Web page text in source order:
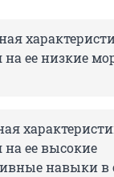
ее низкие
ее высокие
навыки в